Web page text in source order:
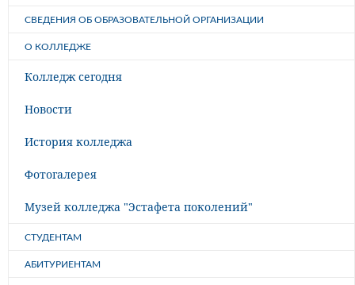
СВЕДЕНИЯ ОБ ОБРАЗОВАТЕЛЬНОЙ ОРГАНИЗАЦИИ
О КОЛЛЕДЖЕ
Колледж сегодня
Новости
История колледжа
Фотогалерея
Музей колледжа "Эстафета поколений"
СТУДЕНТАМ
АБИТУРИЕНТАМ